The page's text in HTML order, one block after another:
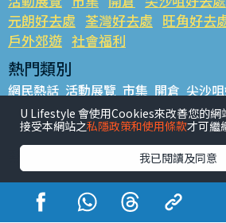
元朗好去處 荃灣好去處 旺角好去
戶外郊遊 社會福利
熱門類別
網民熱話 活動展覽 市集 開倉 尖沙
銅鑼灣好去處 元朗好去處 荃灣好去處
餐廳情報 戶外郊遊
熱門標籤
#UGO搵好去處 #人氣活動推介 #美
#親子玩樂好去處
#ULifestyle應用程式
#UJetso禮物放送
#ULifestyle商戶中
U Lifestyle 會使用Cookies來改善您的網
接受本網站之私隱政策和使用條款才可繼
我已閱讀及同意